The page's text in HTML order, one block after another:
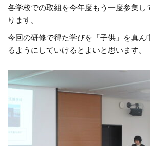
各学校での取組を今年度もう一度参集し
ります。
今回の研修で得た学びを「子供」を真ん
るようにしていけるとよいと思います。